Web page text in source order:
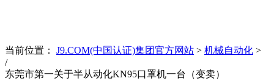
当前位置： J9.COM(中国认证)集团官方网站 > 机械自动化 >
/
东莞市第一关于半从动化KN95口罩机一台（变卖）